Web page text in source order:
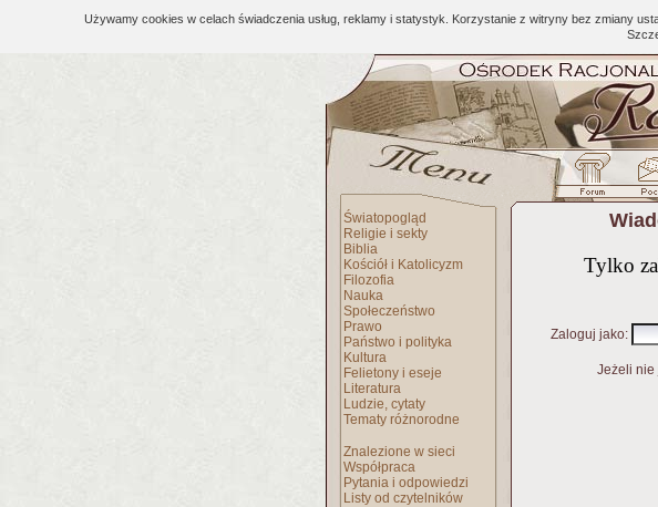
Używamy cookies w celach świadczenia usług, reklamy i statystyk. Korzystanie z witryny bez zmiany
Światopogląd
Religie i sekty
Biblia
Kościół i Katolicyzm
Filozofia
Nauka
Społeczeństwo
Prawo
Państwo i polityka
Kultura
Felietony i eseje
Literatura
Ludzie, cytaty
Tematy różnorodne
Znalezione w sieci
Współpraca
Pytania i odpowiedzi
Listy od czytelników
Tylko
Zaloguj jako:
Jeżeli nie